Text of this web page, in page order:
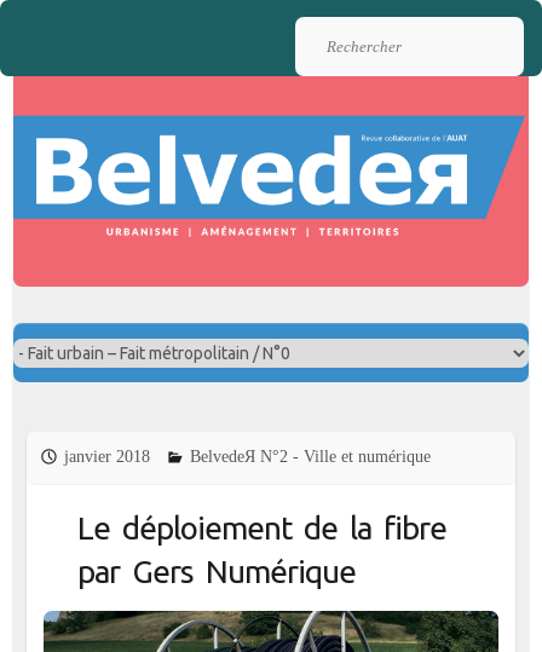
Rechercher
janvier 2018 BelvedeЯ N°2 - Ville et numérique
Le déploiement de la fibre
par Gers Numérique